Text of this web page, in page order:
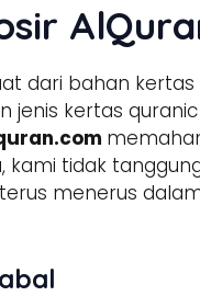
dari bahan
jenis kertas
kami tidak
menerus